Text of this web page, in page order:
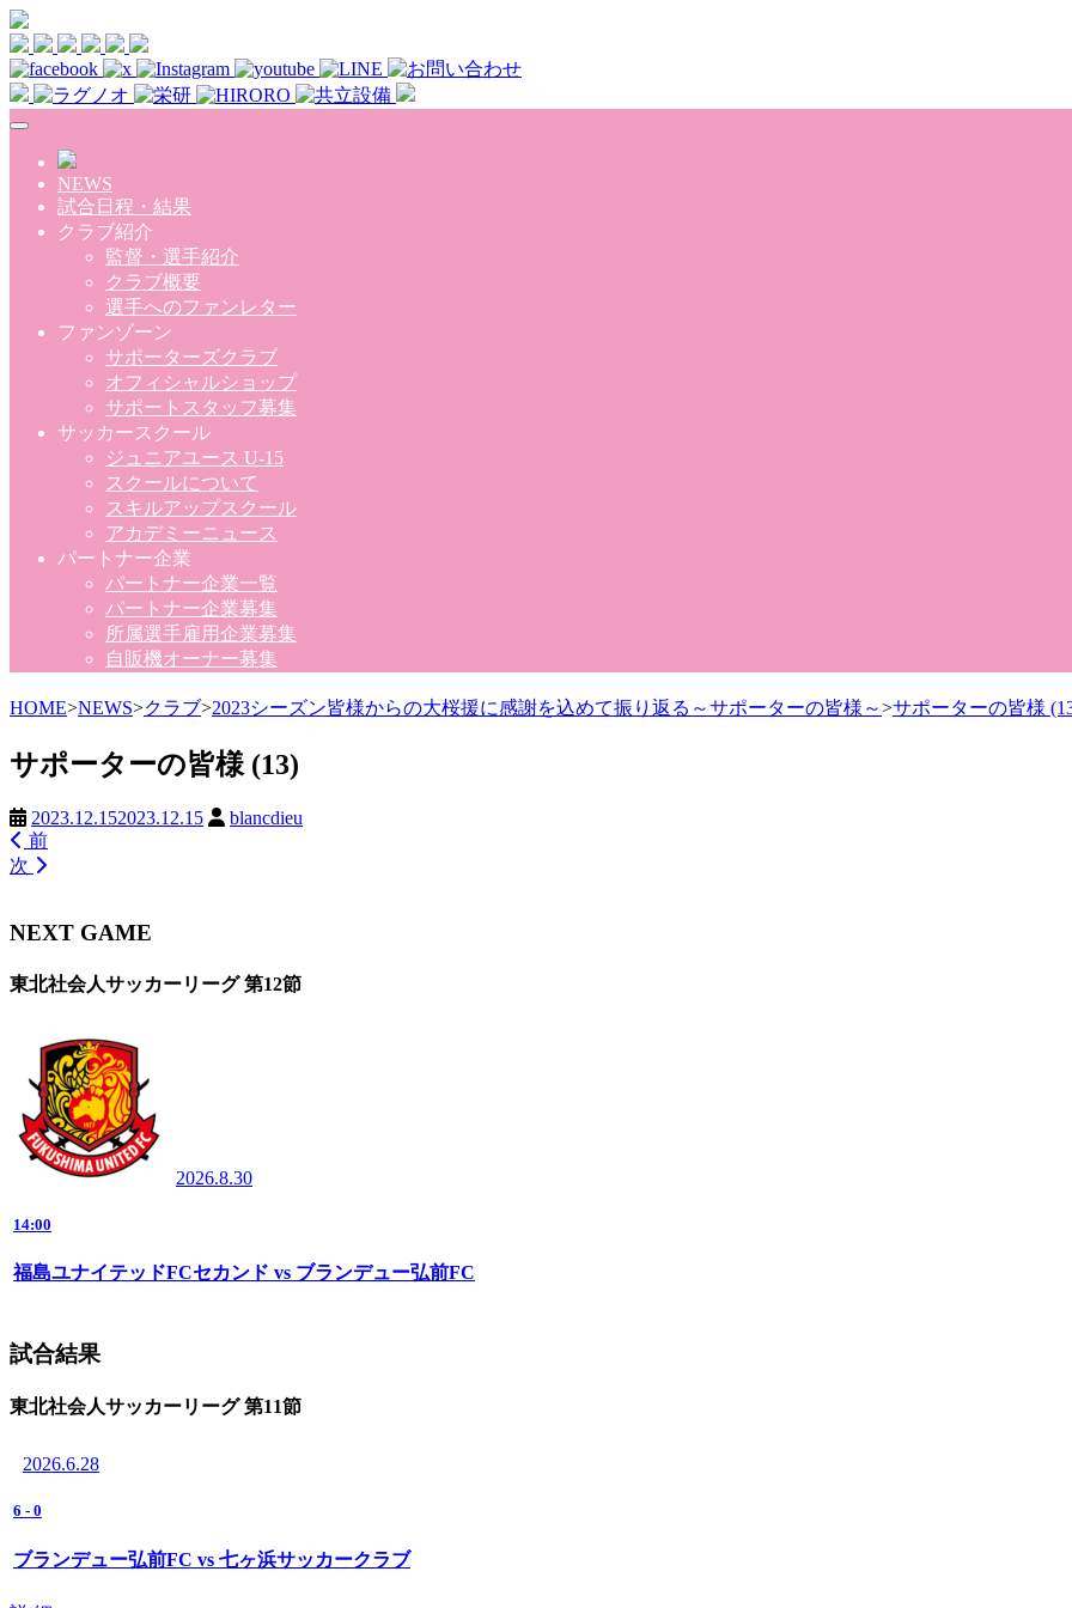
Skip to main content
NEWS
試合日程・結果
クラブ紹介
監督・選手紹介
クラブ概要
選手へのファンレター
ファンゾーン
サポーターズクラブ
オフィシャルショップ
サポートスタッフ募集
サッカースクール
ジュニアユース U-15
スクールについて
スキルアップスクール
アカデミーニュース
パートナー企業
パートナー企業一覧
パートナー企業募集
所属選手雇用企業募集
自販機オーナー募集
HOME>NEWS>クラブ>2023シーズン皆様からの大桜援に感謝を込めて振り返る～サポーターの皆様～>サポーターの皆様
サポーターの皆様 (13)
2023.12.152023.12.15
blancdieu
前
次
NEXT GAME
東北社会人サッカーリーグ 第12節
2026.8.30
14:00
福島ユナイテッドFCセカンド vs ブランデュー弘前FC
試合結果
東北社会人サッカーリーグ 第11節
2026.6.28
6 - 0
ブランデュー弘前FC vs 七ヶ浜サッカークラブ